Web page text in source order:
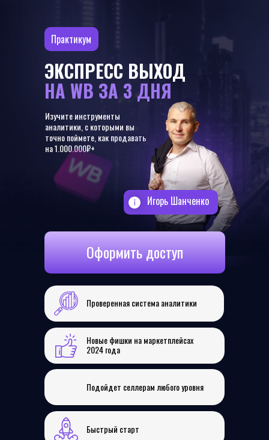
ЭКСПРЕСС ВЫХОД
НА WB ЗА 3 ДНЯ
Изучите инструменты
аналитики, с которыми вы
точно поймете, как продавать
на 1.000.000₽+
Практикум
Проверенная система аналитики
Новые фишки на маркетплейсах
2024 года
Подойдет селлерам любого уровня
Быстрый старт
Оформить доступ
Игорь Шанченко